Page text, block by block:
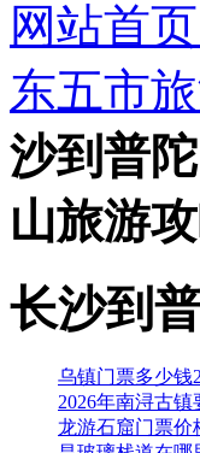
网站首
东五市
沙到普
山旅游
长沙到
乌镇门票多少钱
2026年南浔古
龙游石窟门票价